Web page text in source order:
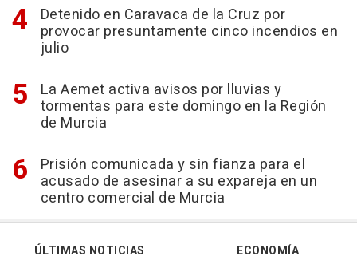
Detenido en Caravaca de la Cruz por
provocar presuntamente cinco incendios en
julio
La Aemet activa avisos por lluvias y
tormentas para este domingo en la Región
de Murcia
Prisión comunicada y sin fianza para el
acusado de asesinar a su expareja en un
centro comercial de Murcia
ÚLTIMAS NOTICIAS
ECONOMÍA